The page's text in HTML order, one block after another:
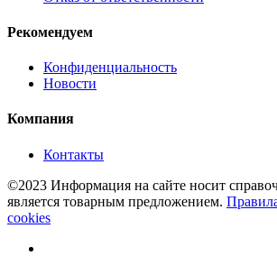
Рекомендуем
Конфиденциальность
Новости
Компания
Контакты
©2023 Информация на сайте носит
является товарным предложением.
cookies